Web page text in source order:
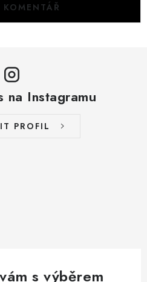
na Instagramu
PROFIL
s výběrem